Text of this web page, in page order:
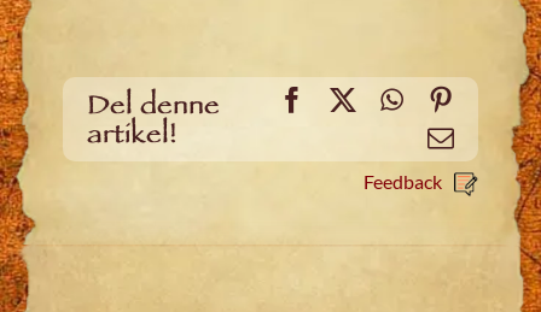
Del denne
artikel!
Facebook
X WhatsApp
Email
Feedback